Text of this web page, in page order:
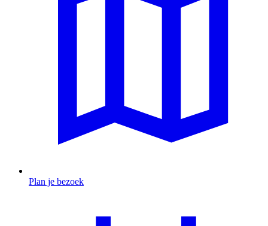
Plan je bezoek